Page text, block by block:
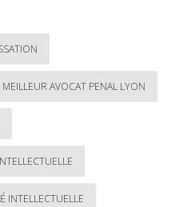
MEILLEUR AVOCAT PENAL LYON
INTELLECTUELLE